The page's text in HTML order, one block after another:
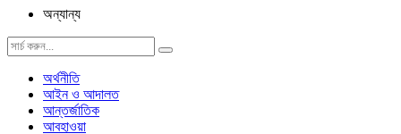
অন্যান্য
অর্থনীতি
আইন ও আদালত
আন্তর্জাতিক
আবহাওয়া